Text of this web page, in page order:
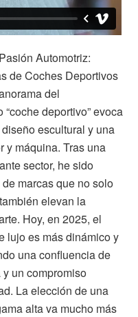
Automotriz:
de Coches Deportivos
del
deportivo” evoca
escultural y una
y máquina. Tras una
sector, he sido
marcas que no solo
elevan la
Hoy, en 2025, el
lujo es más dinámico y
una confluencia de
un compromiso
La elección de una
alta va mucho más